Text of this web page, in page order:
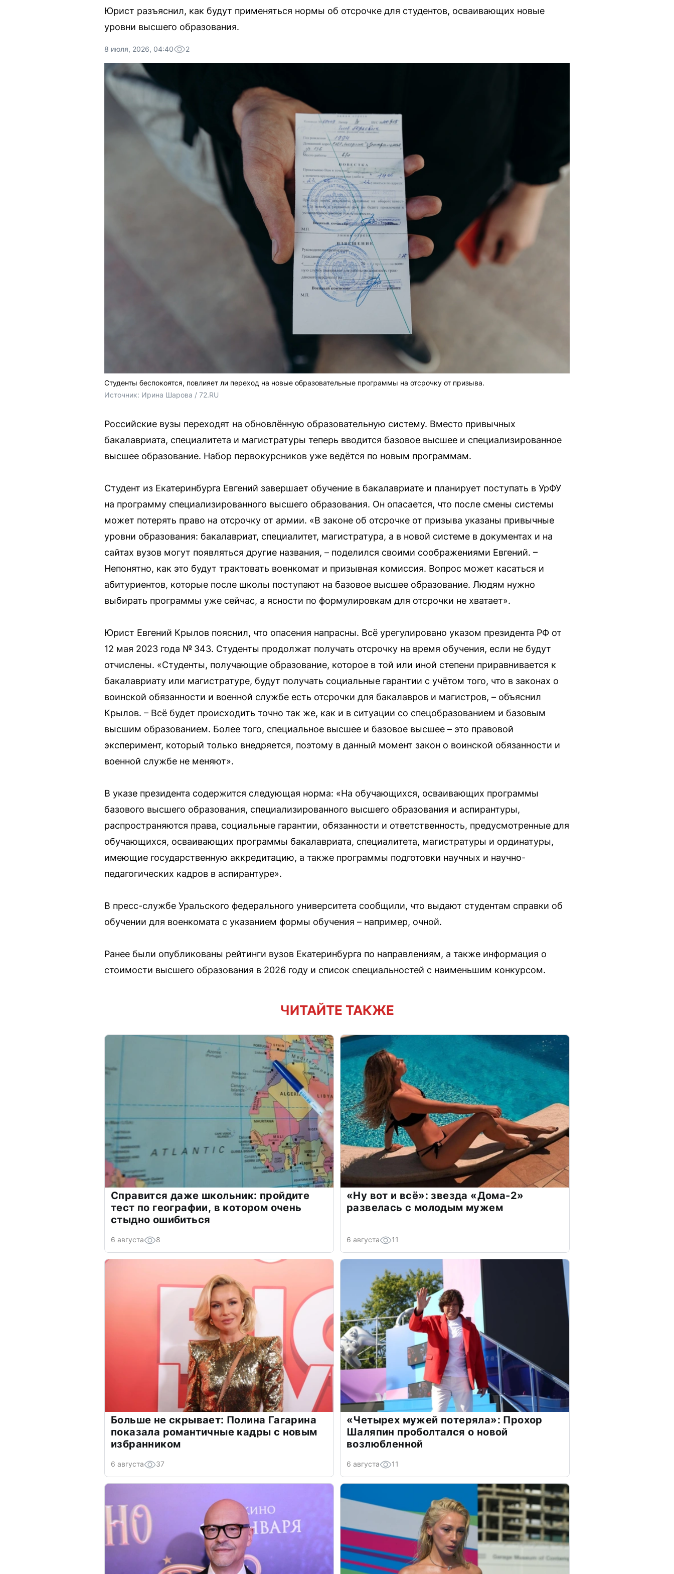
Юрист разъяснил, как будут применяться нормы об отсрочке для студентов, осваивающих новые
уровни высшего образования.
8 июля, 2026, 04:40 2
Студенты беспокоятся, повлияет ли переход на новые образовательные программы на отсрочку от призыва.
Источник: Ирина Шарова / 72.RU
Российские вузы переходят на обновлённую образовательную систему. Вместо привычных
бакалавриата, специалитета и магистратуры теперь вводится базовое высшее и специализированное
высшее образование. Набор первокурсников уже ведётся по новым программам.
Студент из Екатеринбурга Евгений завершает обучение в бакалавриате и планирует поступать в УрФУ
на программу специализированного высшего образования. Он опасается, что после смены системы
может потерять право на отсрочку от армии. «В законе об отсрочке от призыва указаны привычные
уровни образования: бакалавриат, специалитет, магистратура, а в новой системе в документах и на
сайтах вузов могут появляться другие названия, – поделился своими соображениями Евгений. –
Непонятно, как это будут трактовать военкомат и призывная комиссия. Вопрос может касаться и
абитуриентов, которые после школы поступают на базовое высшее образование. Людям нужно
выбирать программы уже сейчас, а ясности по формулировкам для отсрочки не хватает».
Юрист Евгений Крылов пояснил, что опасения напрасны. Всё урегулировано указом президента РФ от
12 мая 2023 года № 343. Студенты продолжат получать отсрочку на время обучения, если не будут
отчислены. «Студенты, получающие образование, которое в той или иной степени приравнивается к
бакалавриату или магистратуре, будут получать социальные гарантии с учётом того, что в законах о
воинской обязанности и военной службе есть отсрочки для бакалавров и магистров, – объяснил
Крылов. – Всё будет происходить точно так же, как и в ситуации со спецобразованием и базовым
высшим образованием. Более того, специальное высшее и базовое высшее – это правовой
эксперимент, который только внедряется, поэтому в данный момент закон о воинской обязанности и
военной службе не меняют».
В указе президента содержится следующая норма: «На обучающихся, осваивающих программы
базового высшего образования, специализированного высшего образования и аспирантуры,
распространяются права, социальные гарантии, обязанности и ответственность, предусмотренные для
обучающихся, осваивающих программы бакалавриата, специалитета, магистратуры и ординатуры,
имеющие государственную аккредитацию, а также программы подготовки научных и научно-
педагогических кадров в аспирантуре».
В пресс-службе Уральского федерального университета сообщили, что выдают студентам справки об
обучении для военкомата с указанием формы обучения – например, очной.
Ранее были опубликованы рейтинги вузов Екатеринбурга по направлениям, а также информация о
стоимости высшего образования в 2026 году и список специальностей с наименьшим конкурсом.
ЧИТАЙТЕ ТАКЖЕ
Справится даже школьник: пройдите
тест по географии, в котором очень
стыдно ошибиться
6 августа 8
«Ну вот и всё»: звезда «Дома-2»
развелась с молодым мужем
6 августа 11
Больше не скрывает: Полина Гагарина
показала романтичные кадры с новым
избранником
6 августа 37
«Четырех мужей потеряла»: Прохор
Шаляпин проболтался о новой
возлюбленной
6 августа 11